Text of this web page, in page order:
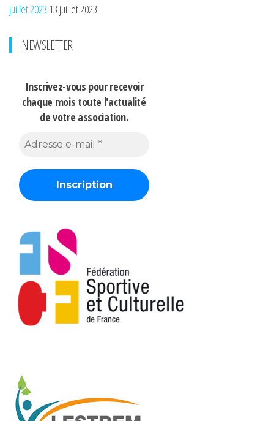
juillet 2023 13 juillet 2023
NEWSLETTER
Inscrivez-vous pour recevoir
chaque mois toute l'actualité
de votre association.